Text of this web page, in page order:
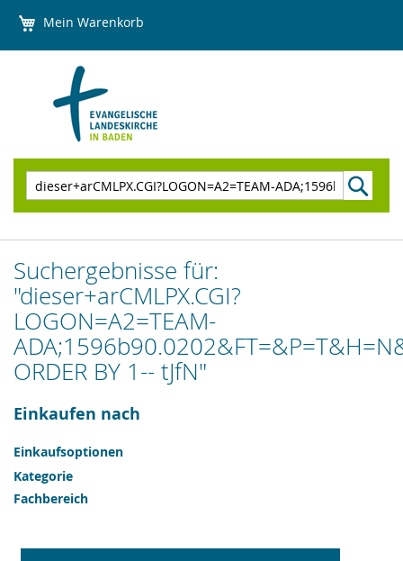
Mein Warenkorb
zum
Suchen
Suchergebnisse für:
"dieser+arCMLPX.CGI?
LOGON=A2=TEAM-
ORDER BY 1-- tJfN"
Einkaufen nach
Einkaufsoptionen
Kategorie
Fachbereich